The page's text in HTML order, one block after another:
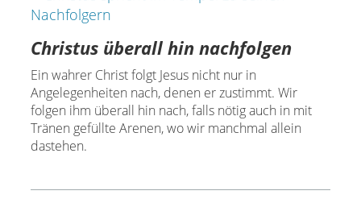
Christus überall hin nachfolgen
Ein wahrer Christ folgt Jesus nicht nur in
Angelegenheiten nach, denen er zustimmt. Wir
folgen ihm überall hin nach, falls nötig auch in mit
Tränen gefüllte Arenen, wo wir manchmal allein
dastehen.